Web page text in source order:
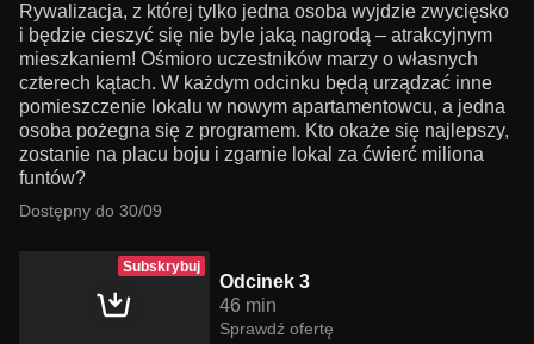
Rywalizacja, z której tylko jedna osoba wyjdzie zwycięsko
i będzie cieszyć się nie byle jaką nagrodą – atrakcyjnym
mieszkaniem! Ośmioro uczestników marzy o własnych
czterech kątach. W każdym odcinku będą urządzać inne
pomieszczenie lokalu w nowym apartamentowcu, a jedna
osoba pożegna się z programem. Kto okaże się najlepszy,
zostanie na placu boju i zgarnie lokal za ćwierć miliona
funtów?
Dostępny do 30/09
Subskrybuj
Odcinek 3
46 min
Sprawdź ofertę